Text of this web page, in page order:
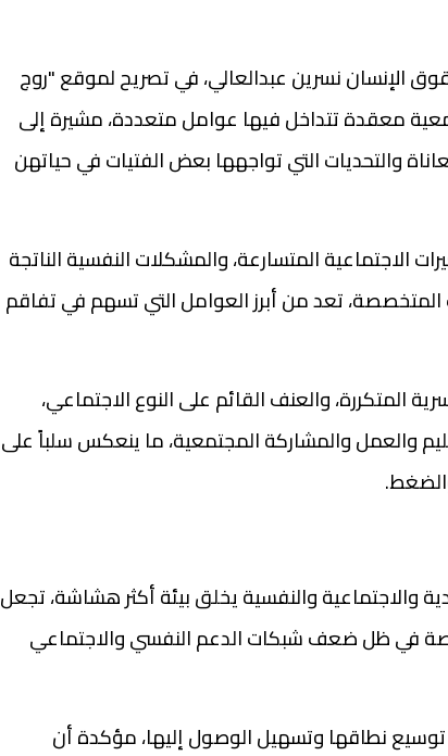
الإنسان نسرين عبدالعالي، في تصريح لموقع "روج
معقدة تتداخل فيها عوامل متعددة، مشيرة إلى
والتحديات التي تواجهها بعض الفتيات في حياتهن
الاجتماعية المتسارعة، والمشكلات النفسية الناتجة
تعد من أبرز العوامل التي تسهم في تفاقم
المتكررة، والعنف القائم على النوع الاجتماعي،
والعمل والمشاركة المجتمعية، ما ينعكس سلباً على
والاجتماعية والنفسية يخلق بيئة أكثر هشاشة، تجعل
خاصة في ظل ضعف شبكات الدعم النفسي والاجتماعي
نطاقها وتسهيل الوصول إليها، مؤكدة أن